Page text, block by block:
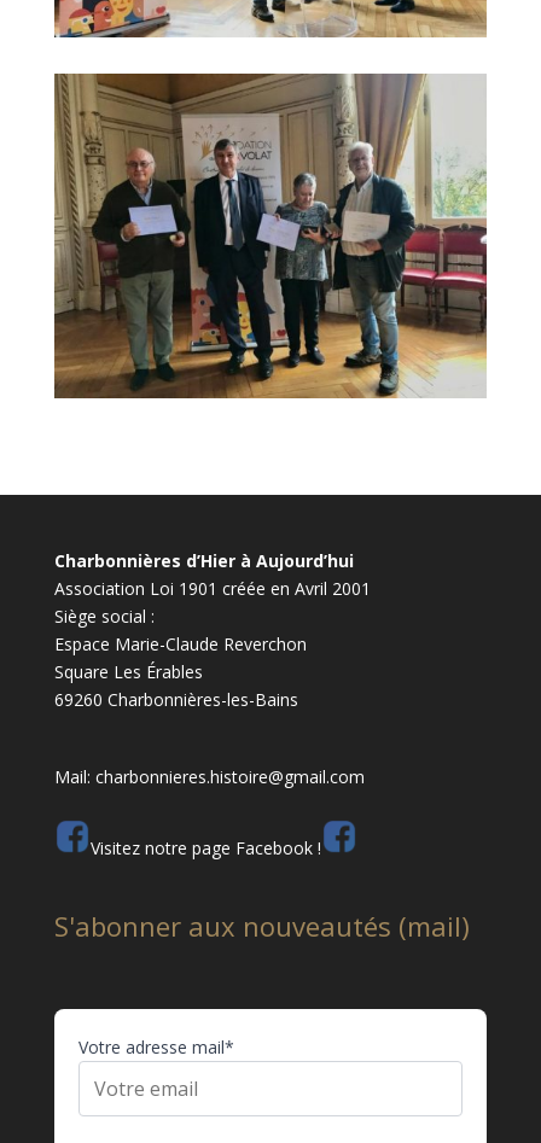
Charbonnières d’Hier à Aujourd’hui
Association Loi 1901 créée en Avril 2001
Siège social :
Espace Marie-Claude Reverchon
Square Les Érables
69260 Charbonnières-les-Bains
Mail: charbonnieres.histoire@gmail.com
Visitez notre page Facebook !
S'abonner aux nouveautés (mail)
Votre adresse mail*